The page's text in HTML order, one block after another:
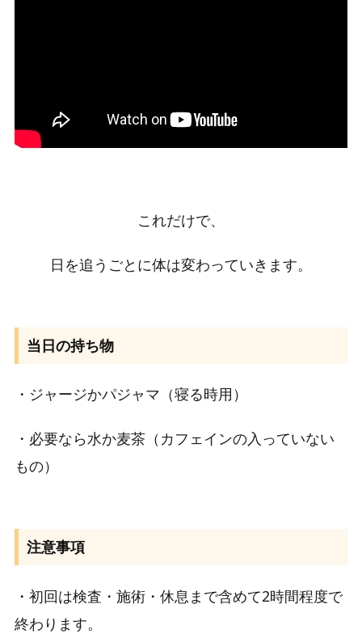
これだけで、
日を追うごとに体は変わっていきます。
当日の持ち物
・ ジャージかパジャマ（寝る時用）
・必要なら水か麦茶（カフェインの入っていない
もの）
注意事項
・ 初回は検査・施術・休息まで含めて2時間程度で
終わります。